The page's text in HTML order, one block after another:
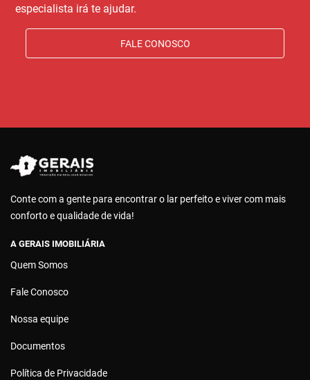
especialista irá te ajudar.
FALE CONOSCO
Conte com a gente para encontrar o lar perfeito e viver com mais
conforto e qualidade de vida!
A GERAIS IMOBILIÁRIA
Quem Somos
Fale Conosco
Nossa equipe
Documentos
Política de Privacidade